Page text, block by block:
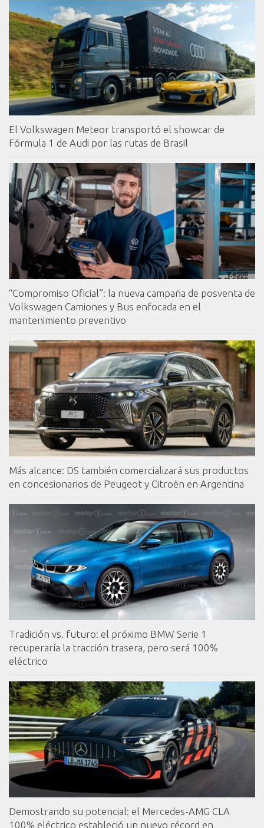
El Volkswagen Meteor transportó el showcar de
Fórmula 1 de Audi por las rutas de Brasil
“Compromiso Oficial”: la nueva campaña de posventa de
Volkswagen Camiones y Bus enfocada en el
mantenimiento preventivo
Más alcance: DS también comercializará sus productos
en concesionarios de Peugeot y Citroën en Argentina
Tradición vs. futuro: el próximo BMW Serie 1
recuperaría la tracción trasera, pero será 100%
eléctrico
Demostrando su potencial: el Mercedes-AMG CLA
100% eléctrico estableció un nuevo récord en